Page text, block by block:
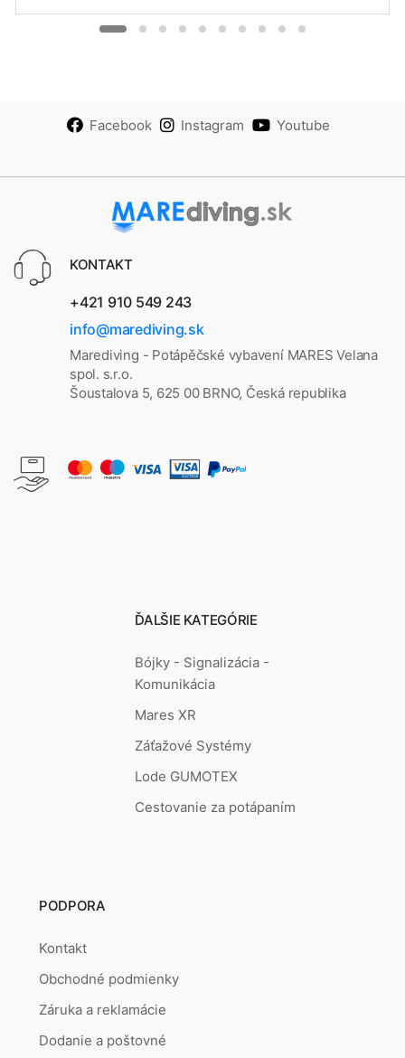
Facebook Instagram Youtube
KONTAKT
+421 910 549 243
info@marediving.sk
Marediving - Potápěčské vybavení MARES Velana
spol. s.r.o.
Šoustalova 5, 625 00 BRNO, Česká republika
ĎALŠIE KATEGÓRIE
Bójky - Signalizácia -
Komunikácia
Mares XR
Záťažové Systémy
Lode GUMOTEX
Cestovanie za potápaním
PODPORA
Kontakt
Obchodné podmienky
Záruka a reklamácie
Dodanie a poštovné